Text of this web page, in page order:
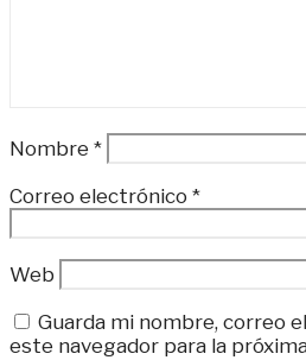
Nombre *
Correo electrónico *
Web
Guarda mi nombre, correo
este navegador para la